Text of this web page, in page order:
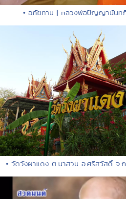
• อภัยทาน | หลวงพ่อปัญญานันท
• วัดวังผาแดง ต.นาสวน อ.ศรีสวัสดิ์ จ.